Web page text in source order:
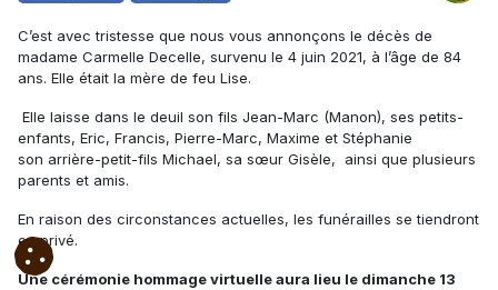
C’est avec tristesse que nous vous annonçons le décès de
madame Carmelle Decelle, survenu le 4 juin 2021, à l’âge de 84
ans. Elle était la mère de feu Lise.
Elle laisse dans le deuil son fils Jean-Marc (Manon), ses petits-
enfants, Eric, Francis, Pierre-Marc, Maxime et Stéphanie
son arrière-petit-fils Michael, sa sœur Gisèle, ainsi que plusieurs
parents et amis.
En raison des circonstances actuelles, les funérailles se tiendront
en privé.
Une cérémonie hommage virtuelle aura lieu le dimanche 13